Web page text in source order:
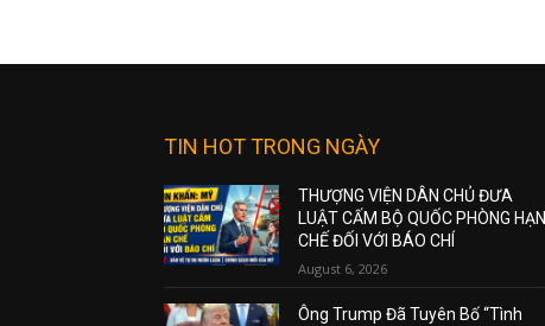
TIN HOT TRONG NGÀY
THƯỢNG VIỆN DÂN CHỦ ĐƯA
LUẬT CẤM BỘ QUỐC PHÒNG HẠN
CHẾ ĐỐI VỚI BÁO CHÍ
August 6, 2026
Ông Trump Đã Tuyên Bố “Tình